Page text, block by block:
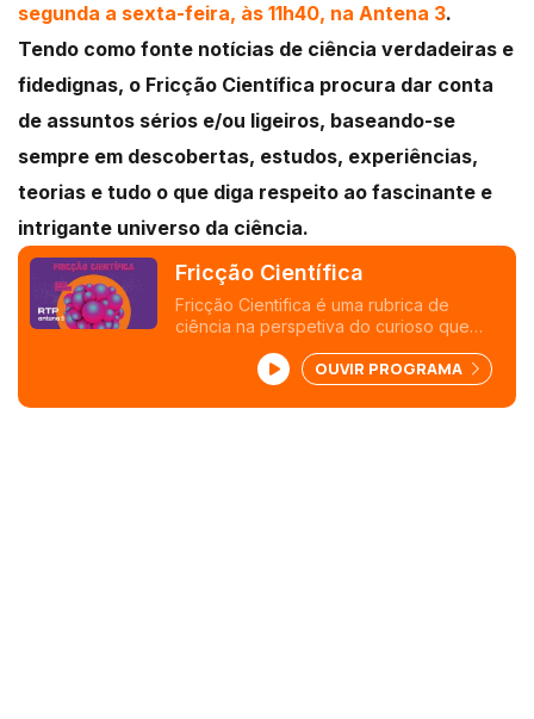
segunda a sexta-feira, às 11h40, na Antena 3.
Tendo como fonte notícias de ciência verdadeiras e
fidedignas, o Fricção Científica procura dar conta
de assuntos sérios e/ou ligeiros, baseando-se
sempre em descobertas, estudos, experiências,
teorias e tudo o que diga respeito ao fascinante e
intrigante universo da ciência.
Fricção Científica
Fricção Cientifica é uma rubrica de
ciência na perspetiva do curioso que
Tendo como fonte noticias de ciência
verdadeiras e fidedignas, Isilda Sanches
procura dar conta de assuntos sérios
OUVIR PROGRAMA